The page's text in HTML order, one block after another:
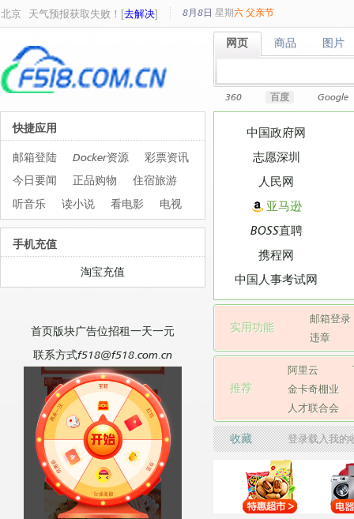
北京 天气预报获取失败！[去解决] 8月8日 星期六 父亲节
网页
网页 商品
商品 图片
图片
360 百度 Google
中国政府网
志愿深圳
人民网
亚马逊
BOSS直聘
携程网
中国人事考试网
实用功能
邮箱登录
违章
推荐
阿里云
金卡奇棚业
人才联合会
收藏 登录载入我
快捷应用
邮箱登陆 Docker资源
彩票资讯
今日要闻
正品购物
住宿旅游
听音乐
读小说 看电影 电视
手机充值
淘宝充值
首页版块广告位招租一天一元
联系方式f518@f518.com.cn